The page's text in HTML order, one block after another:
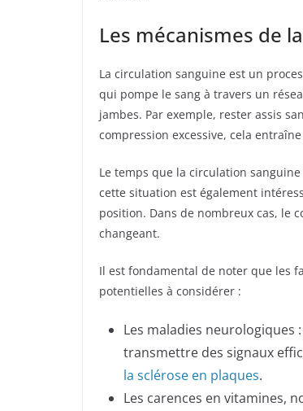
Les mécanismes de
La circulation sanguine est un
qui pompe le sang à travers un
jambes. Par exemple, rester assis
compression excessive, cela
Le temps que la circulation
cette situation est également
position. Dans de nombreux cas, le
changeant.
Il est fondamental de noter que les
potentielles à considérer :
Les maladies neurologiques
transmettre des signaux
la sclérose en plaques.
Les carences en vitamines,